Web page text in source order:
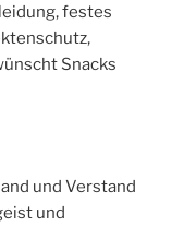
festes
Snacks
und Verstand
und